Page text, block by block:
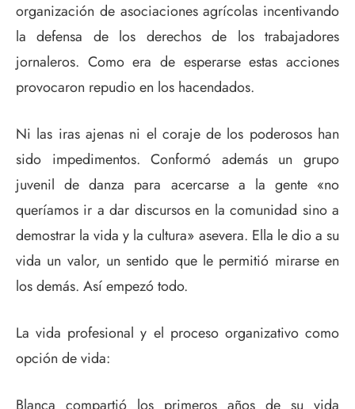
organización de asociaciones agrícolas incentivando
la defensa de los derechos de los trabajadores
jornaleros. Como era de esperarse estas acciones
provocaron repudio en los hacendados.
Ni las iras ajenas ni el coraje de los poderosos han
sido impedimentos. Conformó además un grupo
juvenil de danza para acercarse a la gente «no
queríamos ir a dar discursos en la comunidad sino a
demostrar la vida y la cultura» asevera. Ella le dio a su
vida un valor, un sentido que le permitió mirarse en
los demás. Así empezó todo.
La vida profesional y el proceso organizativo como
opción de vida: